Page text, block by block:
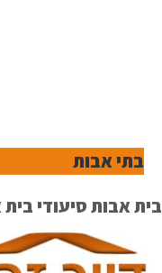
בתי אבות
בית אבות סיעודי